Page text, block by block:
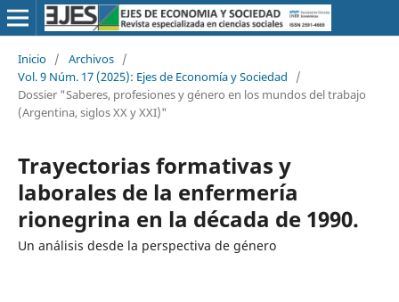
Inicio / Archivos /
Vol. 9 Núm. 17 (2025): Ejes de Economía y Sociedad
/
Dossier "Saberes, profesiones y género en los mundos del trabajo
(Argentina, siglos XX y XXI)"
Trayectorias formativas y
laborales de la enfermería
rionegrina en la década de 1990.
Un análisis desde la perspectiva de género